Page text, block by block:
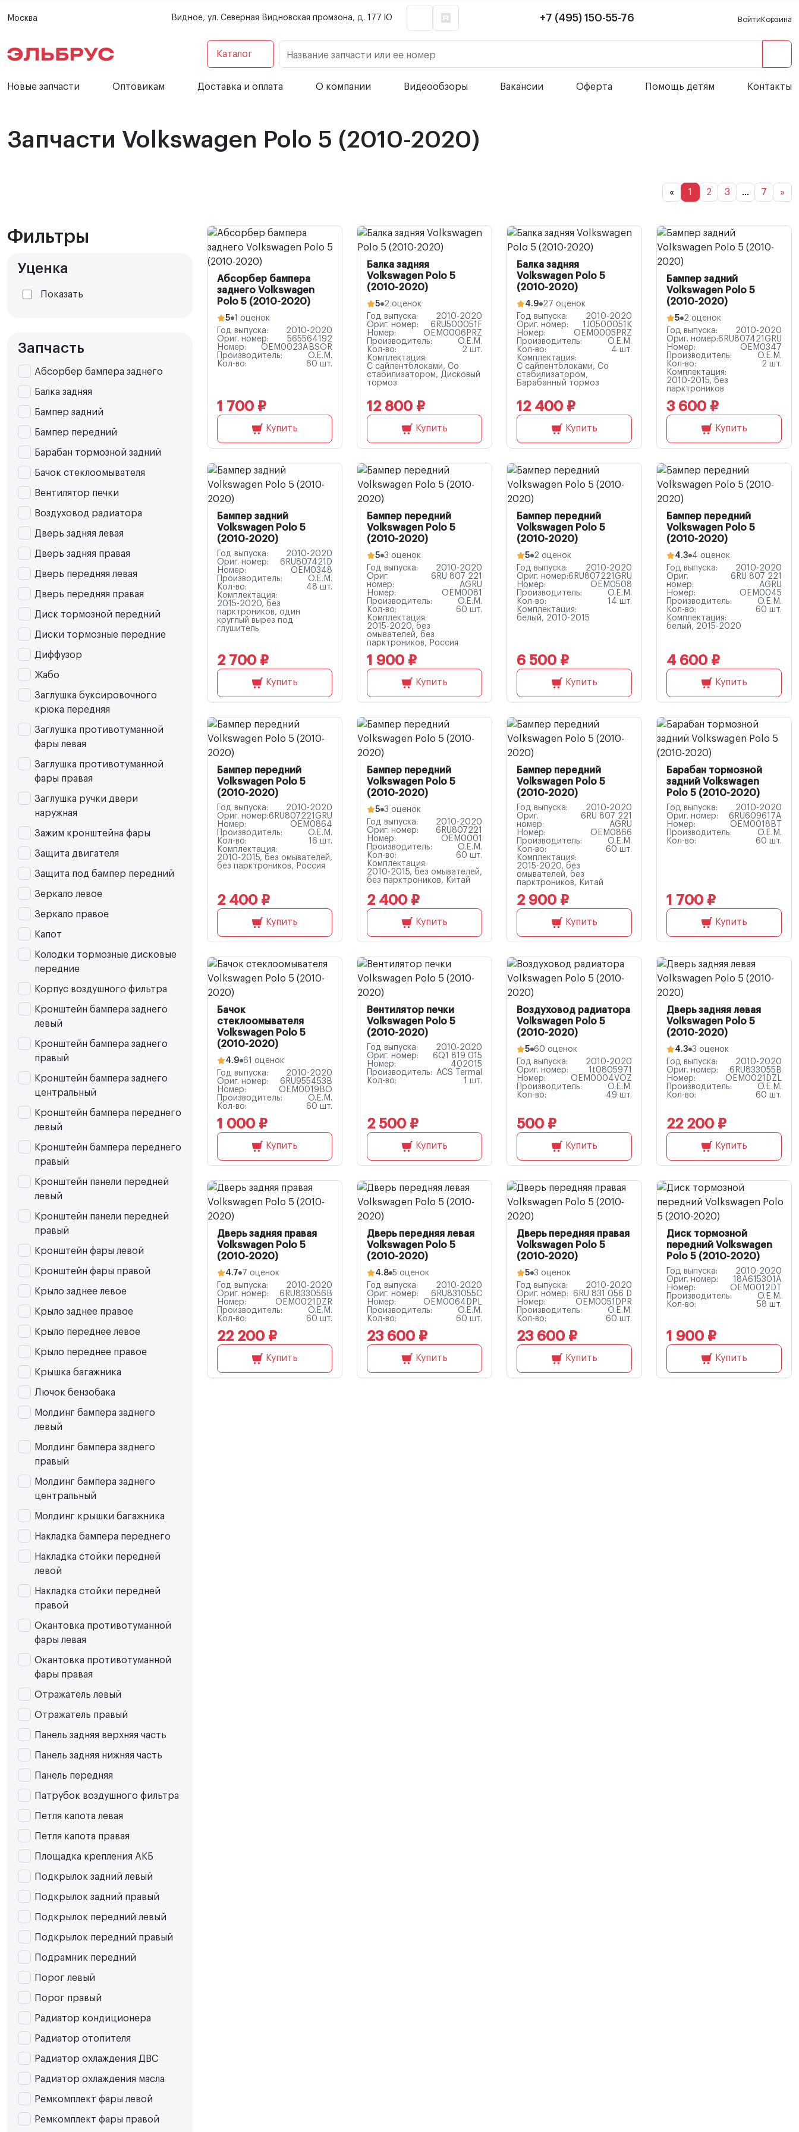
Москва Видное, ул. Северная Видновская промзона, д. 177 Ю +7 (495) 150-55-76 ВойтиКорзина
Каталог Название запчасти или ее номер
Новые запчасти Оптовикам Доставка и оплата О компании Видеообзоры Вакансии Оферта Помощь детям Контакты
Запчасти Volkswagen Polo 5 (2010-2020)
« 1 2 3 ... 7 »
Фильтры
Уценка
Показать
Запчасть
Абсорбер бампера заднего
Балка задняя
Бампер задний
Бампер передний
Барабан тормозной задний
Бачок стеклоомывателя
Вентилятор печки
Воздуховод радиатора
Дверь задняя левая
Дверь задняя правая
Дверь передняя левая
Дверь передняя правая
Диск тормозной передний
Диски тормозные передние
Диффузор
Жабо
Заглушка буксировочного
крюка передняя
Заглушка противотуманной
фары левая
Заглушка противотуманной
фары правая
Заглушка ручки двери
наружная
Зажим кронштейна фары
Защита двигателя
Защита под бампер передний
Зеркало левое
Зеркало правое
Капот
Колодки тормозные дисковые
передние
Корпус воздушного фильтра
Кронштейн бампера заднего
левый
Кронштейн бампера заднего
правый
Кронштейн бампера заднего
центральный
Кронштейн бампера переднего
левый
Кронштейн бампера переднего
правый
Кронштейн панели передней
левый
Кронштейн панели передней
правый
Кронштейн фары левой
Кронштейн фары правой
Крыло заднее левое
Крыло заднее правое
Крыло переднее левое
Крыло переднее правое
Крышка багажника
Лючок бензобака
Молдинг бампера заднего
левый
Молдинг бампера заднего
правый
Молдинг бампера заднего
центральный
Молдинг крышки багажника
Накладка бампера переднего
Накладка стойки передней
левой
Накладка стойки передней
правой
Окантовка противотуманной
фары левая
Окантовка противотуманной
фары правая
Отражатель левый
Отражатель правый
Панель задняя верхняя часть
Панель задняя нижняя часть
Панель передняя
Патрубок воздушного фильтра
Петля капота левая
Петля капота правая
Площадка крепления АКБ
Подкрылок задний левый
Подкрылок задний правый
Подкрылок передний левый
Подкрылок передний правый
Подрамник передний
Порог левый
Порог правый
Радиатор кондиционера
Радиатор отопителя
Радиатор охлаждения ДВС
Радиатор охлаждения масла
Ремкомплект фары левой
Ремкомплект фары правой
Абсорбер бампера
заднего Volkswagen
Polo 5 (2010-2020)
5 1 оценок
Год выпуска:
2010-2020
Ориг. номер:
565564192
Номер:
OEM0023ABSOR
Производитель:
O.E.M.
Кол-во:
60 шт.
1 700 ₽
Купить
Балка задняя
Volkswagen Polo 5
(2010-2020)
5 2 оценок
Год выпуска:
2010-2020
Ориг. номер:
6RU500051F
Номер:
OEM0006PRZ
Производитель:
O.E.M.
Кол-во:
2 шт.
Комплектация:
С сайлентблоками, Со
стабилизатором, Дисковый
тормоз
12 800 ₽
Купить
Балка задняя
Volkswagen Polo 5
(2010-2020)
4.9 27 оценок
Год выпуска:
2010-2020
Ориг. номер:
1J0500051K
Номер:
OEM0005PRZ
Производитель:
O.E.M.
Кол-во:
4 шт.
Комплектация:
С сайлентблоками, Со
стабилизатором,
Барабанный тормоз
12 400 ₽
Купить
Бампер задний
Volkswagen Polo 5
(2010-2020)
5 2 оценок
Год выпуска:
2010-2020
Ориг. номер:6RU807421GRU
Номер:
OEM0347
Производитель:
O.E.M.
Кол-во:
2 шт.
Комплектация:
2010-2015, без
парктроников
3 600 ₽
Купить
Бампер задний
Volkswagen Polo 5
(2010-2020)
Год выпуска:
2010-2020
Ориг. номер:
6RU807421D
Номер:
OEM0348
Производитель:
O.E.M.
Кол-во:
48 шт.
Комплектация:
2015-2020, без
парктроников, один
круглый вырез под
глушитель
2 700 ₽
Купить
Бампер передний
Volkswagen Polo 5
(2010-2020)
5 3 оценок
Год выпуска:
2010-2020
Ориг.
номер:
6RU 807 221
AGRU
Номер:
OEM0081
Производитель:
O.E.M.
Кол-во:
60 шт.
Комплектация:
2015-2020, без
омывателей, без
парктроников, Россия
1 900 ₽
Купить
Бампер передний
Volkswagen Polo 5
(2010-2020)
5 2 оценок
Год выпуска:
2010-2020
Ориг. номер:6RU807221GRU
Номер:
OEM0508
Производитель:
O.E.M.
Кол-во:
14 шт.
Комплектация:
белый, 2010-2015
6 500 ₽
Купить
Бампер передний
Volkswagen Polo 5
(2010-2020)
4.3 4 оценок
Год выпуска:
2010-2020
Ориг.
номер:
6RU 807 221
AGRU
Номер:
OEM0045
Производитель:
O.E.M.
Кол-во:
60 шт.
Комплектация:
белый, 2015-2020
4 600 ₽
Купить
Бампер передний
Volkswagen Polo 5
(2010-2020)
Год выпуска:
2010-2020
Ориг. номер:6RU807221GRU
Номер:
OEM0864
Производитель:
O.E.M.
Кол-во:
16 шт.
Комплектация:
2010-2015, без омывателей,
без парктроников, Россия
2 400 ₽
Купить
Бампер передний
Volkswagen Polo 5
(2010-2020)
5 3 оценок
Год выпуска:
2010-2020
Ориг. номер:
6RU807221
Номер:
OEM0001
Производитель:
O.E.M.
Кол-во:
60 шт.
Комплектация:
2010-2015, без омывателей,
без парктроников, Китай
2 400 ₽
Купить
Бампер передний
Volkswagen Polo 5
(2010-2020)
Год выпуска:
2010-2020
Ориг.
номер:
6RU 807 221
AGRU
Номер:
OEM0866
Производитель:
O.E.M.
Кол-во:
60 шт.
Комплектация:
2015-2020, без
омывателей, без
парктроников, Китай
2 900 ₽
Купить
Барабан тормозной
задний Volkswagen
Polo 5 (2010-2020)
Год выпуска:
2010-2020
Ориг. номер:
6RU609617A
Номер:
OEM0018BT
Производитель:
O.E.M.
Кол-во:
60 шт.
1 700 ₽
Купить
Бачок
стеклоомывателя
Volkswagen Polo 5
(2010-2020)
4.9 61 оценок
Год выпуска:
2010-2020
Ориг. номер:
6RU955453B
Номер:
OEM0019BO
Производитель:
O.E.M.
Кол-во:
60 шт.
1 000 ₽
Купить
Вентилятор печки
Volkswagen Polo 5
(2010-2020)
Год выпуска:
2010-2020
Ориг. номер:
6Q1 819 015
Номер:
402015
Производитель: ACS Termal
Кол-во:
1 шт.
2 500 ₽
Купить
Воздуховод радиатора
Volkswagen Polo 5
(2010-2020)
5 60 оценок
Год выпуска:
2010-2020
Ориг. номер:
1t0805971
Номер:
OEM0004VOZ
Производитель:
O.E.M.
Кол-во:
49 шт.
500 ₽
Купить
Дверь задняя левая
Volkswagen Polo 5
(2010-2020)
4.3 3 оценок
Год выпуска:
2010-2020
Ориг. номер:
6RU833055B
Номер:
OEM0021DZL
Производитель:
O.E.M.
Кол-во:
60 шт.
22 200 ₽
Купить
Дверь задняя правая
Volkswagen Polo 5
(2010-2020)
4.7
7 оценок
Год выпуска:
2010-2020
Ориг. номер:
6RU833056B
Номер:
OEM0021DZR
Производитель:
O.E.M.
Кол-во:
60 шт.
22 200 ₽
Купить
Дверь передняя левая
Volkswagen Polo 5
(2010-2020)
4.8 5 оценок
Год выпуска:
2010-2020
Ориг. номер:
6RU831055C
Номер:
OEM0064DPL
Производитель:
O.E.M.
Кол-во:
60 шт.
23 600 ₽
Купить
Дверь передняя правая
Volkswagen Polo 5
(2010-2020)
5 3 оценок
Год выпуска:
2010-2020
Ориг. номер:
6RU 831 056 D
Номер:
OEM0051DPR
Производитель:
O.E.M.
Кол-во:
60 шт.
23 600 ₽
Купить
Диск тормозной
передний Volkswagen
Polo 5 (2010-2020)
Год выпуска:
2010-2020
Ориг. номер:
18A615301A
Номер:
OEM0012DT
Производитель:
O.E.M.
Кол-во:
58 шт.
1 900 ₽
Купить